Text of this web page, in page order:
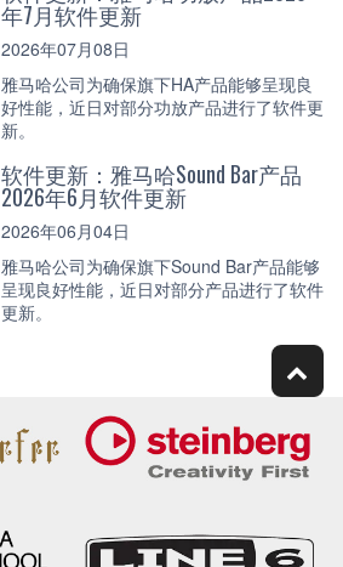
年7月软件更新
2026年07月08日
雅马哈公司为确保旗下HA产品能够呈现良
好性能，近日对部分功放产品进行了软件更
新。
软件更新：雅马哈Sound Bar产品
2026年6月软件更新
2026年06月04日
雅马哈公司为确保旗下Sound Bar产品能够
呈现良好性能，近日对部分产品进行了软件
更新。